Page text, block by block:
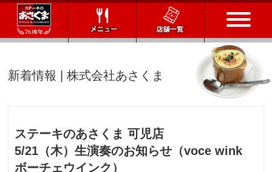
メニュー
会社情報
新着情報 | 株式会社あさくま
ステーキのあさくま 可児店
5/21（木）生演奏のお知らせ（voce wink
ボーチェウインク）